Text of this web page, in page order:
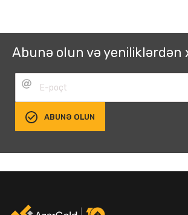
Abunə olun və yeniliklərdən
ABUNƏ OLUN